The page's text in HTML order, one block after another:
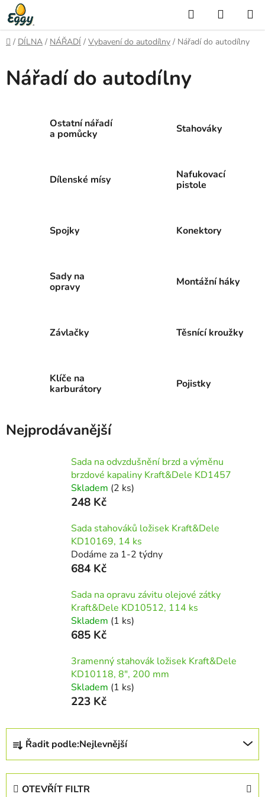
Přejít
na
obsah
Hledat
KOŠÍK
Domů
/ DÍLNA / NÁŘADÍ / Vybavení do autodílny / Nářadí do autodílny
Nářadí do autodílny
Ostatní nářadí
a pomůcky
Stahováky
Dílenské mísy
Nafukovací
pistole
Spojky Konektory
Sady na
opravy
Montážní háky
Závlačky Těsnící kroužky
Klíče na
karburátory
Pojistky
Nejprodávanější
Sada na odvzdušnění brzd a výměnu
brzdové kapaliny Kraft&Dele KD1457
Skladem (2 ks)
248 Kč
Sada stahováků ložisek Kraft&Dele
KD10169, 14 ks
Dodáme za 1-2 týdny
684 Kč
Sada na opravu závitu olejové zátky
Kraft&Dele KD10512, 114 ks
Skladem (1 ks)
685 Kč
3ramenný stahovák ložisek Kraft&Dele
KD10118, 8", 200 mm
Skladem (1 ks)
223 Kč
Ř
z
Řadit podle:Nejlevnější
OTEVŘÍT FILTR